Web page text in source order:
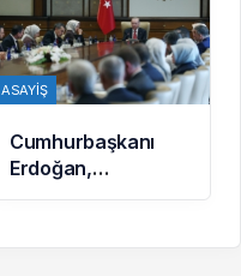
ASAYIŞ
Cumhurbaşkanı
Erdoğan,
Kahramanmaraş’taki
Hayatını